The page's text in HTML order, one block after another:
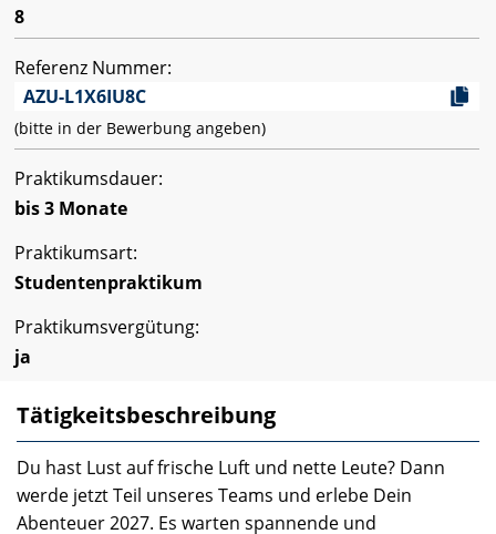
8
Referenz Nummer:
AZU-L1X6IU8C
(bitte in der Bewerbung angeben)
Praktikumsdauer:
bis 3 Monate
Praktikumsart:
Studentenpraktikum
Praktikumsvergütung:
ja
Tätigkeitsbeschreibung
Du hast Lust auf frische Luft und nette Leute? Dann
werde jetzt Teil unseres Teams und erlebe Dein
Abenteuer 2027. Es warten spannende und